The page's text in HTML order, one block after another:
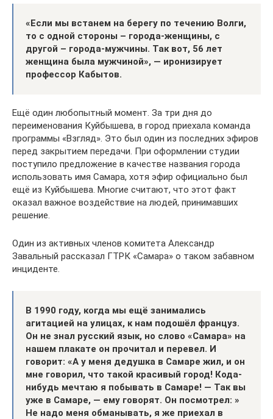
«Если мы встанем на берегу по течению Волги,
то с одной стороны – города-женщины, с
другой – города-мужчины. Так вот, 56 лет
женщина была мужчиной», — иронизирует
профессор Кабытов.
Ещё один любопытный момент. За три дня до
переименования Куйбышева, в город приехала команда
программы «Взгляд». Это был один из последних эфиров
перед закрытием передачи. При оформлении студии
поступило предложение в качестве названия города
использовать имя Самара, хотя эфир официально был
ещё из Куйбышева. Многие считают, что этот факт
оказал важное воздействие на людей, принимавших
решение.
Один из активных членов комитета Александр
Завальный рассказал ГТРК «Самара» о таком забавном
инциденте.
В 1990 году, когда мы ещё занимались
агитацией на улицах, к нам подошёл француз.
Он не знал русский язык, но слово «Самара» на
нашем плакате он прочитал и перевел. И
говорит: «А у меня дедушка в Самаре жил, и он
мне говорил, что такой красивый город! Кода-
нибудь мечтаю я побывать в Самаре! — Так вы
уже в Самаре, — ему говорят. Он посмотрел: »
Не надо меня обманывать, я же приехал в